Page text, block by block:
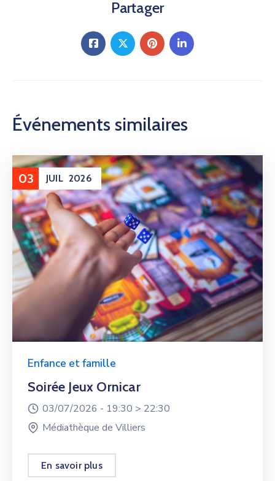
Partager
Événements similaires
03 JUIL 2026
Enfance et famille
Soirée Jeux Ornicar
03/07/2026 - 19:30 > 22:30
Médiathèque de Villiers
En savoir plus